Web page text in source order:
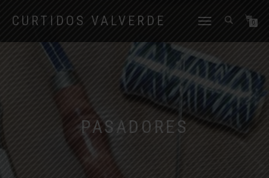
CURTIDOS VALVERDE
CAMBIAR
0
PASADORES